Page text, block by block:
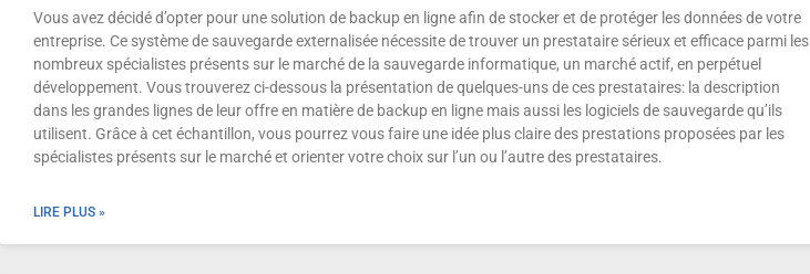
Vous avez décidé d’opter pour une solution de backup en ligne afin de stocker et de protéger les données de votre
entreprise. Ce système de sauvegarde externalisée nécessite de trouver un prestataire sérieux et efficace parmi les
nombreux spécialistes présents sur le marché de la sauvegarde informatique, un marché actif, en perpétuel
développement. Vous trouverez ci-dessous la présentation de quelques-uns de ces prestataires: la description
dans les grandes lignes de leur offre en matière de backup en ligne mais aussi les logiciels de sauvegarde qu’ils
utilisent. Grâce à cet échantillon, vous pourrez vous faire une idée plus claire des prestations proposées par les
spécialistes présents sur le marché et orienter votre choix sur l’un ou l’autre des prestataires.
LIRE PLUS »